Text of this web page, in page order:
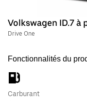
Volkswagen ID.7 à
Drive One
Fonctionnalités du
Carburant